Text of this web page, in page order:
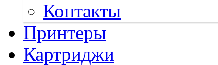
Контакты
Принтеры
Картриджи